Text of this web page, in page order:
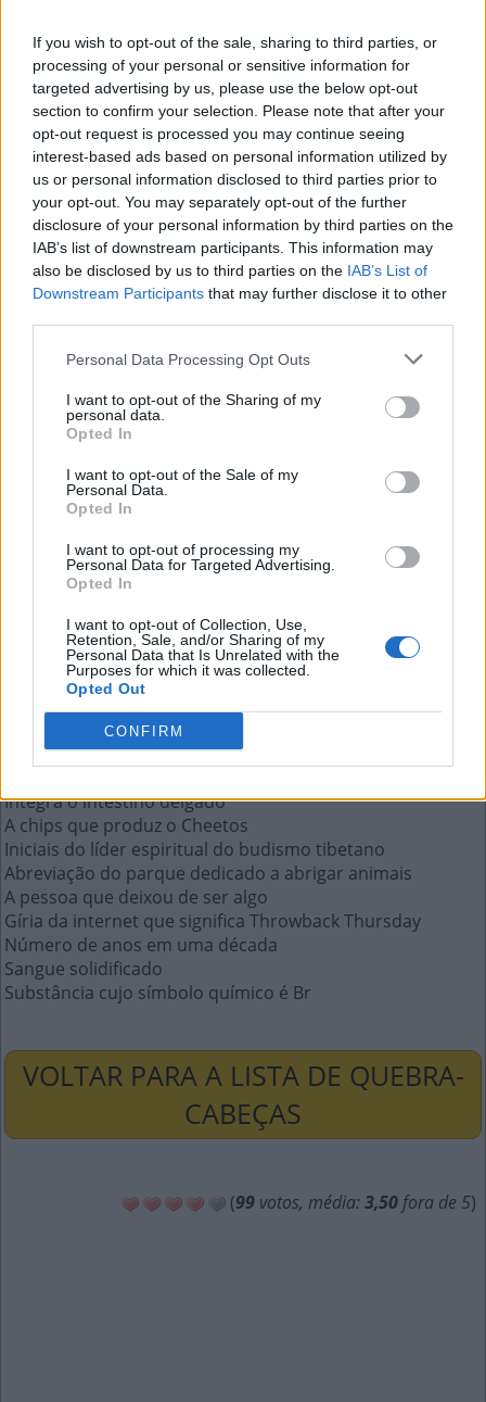
If you wish to opt-out of the sale, sharing to third parties, or
processing of your personal or sensitive information for
targeted advertising by us, please use the below opt-out
section to confirm your selection. Please note that after your
opt-out request is processed you may continue seeing
interest-based ads based on personal information utilized by
us or personal information disclosed to third parties prior to
your opt-out. You may separately opt-out of the further
disclosure of your personal information by third parties on the
IAB’s list of downstream participants. This information may
also be disclosed by us to third parties on the IAB’s List of
Downstream Participants that may further disclose it to other
Personal Data Processing Opt Outs
I want to opt-out of the Sharing of my
personal data.
Opted In
I want to opt-out of the Sale of my
Personal Data.
Opted In
I want to opt-out of processing my
Personal Data for Targeted Advertising.
Opted In
I want to opt-out of Collection, Use,
Retention, Sale, and/or Sharing of my
Personal Data that Is Unrelated with the
Purposes for which it was collected.
Opted Out
CONFIRM
A resposta a esta pergunta:
L M A
Mais respostas deste quebra-cabeça:
Iniciais do astro dos filmes Missão Impossível
Sigla do aeroporto Santos Dumont, RJ
Sigla de Boletim de Ocorrência
Olha __ Está Falando, comédia com John Travolta
Tabela usada para aprender operações matemáticas
Integra o intestino delgado
A chips que produz o Cheetos
Iniciais do líder espiritual do budismo tibetano
Abreviação do parque dedicado a abrigar animais
A pessoa que deixou de ser algo
Gíria da internet que significa Throwback Thursday
Número de anos em uma década
Sangue solidificado
Substância cujo símbolo químico é Br
VOLTAR PARA A LISTA DE QUEBRA-
CABEÇAS
(99 votos, média: 3,50 fora de 5)